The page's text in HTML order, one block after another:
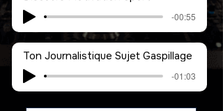
-00:55
Ton Journalistique Sujet Gaspillage
-01:03